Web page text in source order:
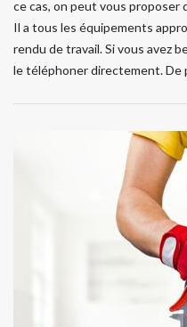
ce cas, on peut vous proposer
Il a tous les équipements
rendu de travail. Si vous avez
le téléphoner directement. De